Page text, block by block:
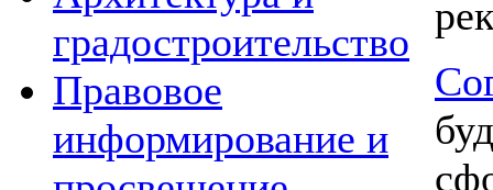
градостроительство
Правовое
информирование и